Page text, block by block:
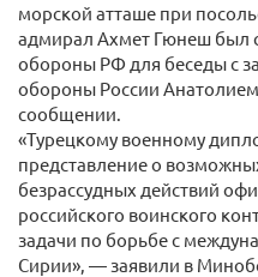
морской атташе при
адмирал Ахмет Гюнеш был
обороны РФ для беседы с
обороны России
сообщении.
«Турецкому военному
представление о
безрассудных действий
российского воинского
задачи по борьбе с
Сирии», — заявили в